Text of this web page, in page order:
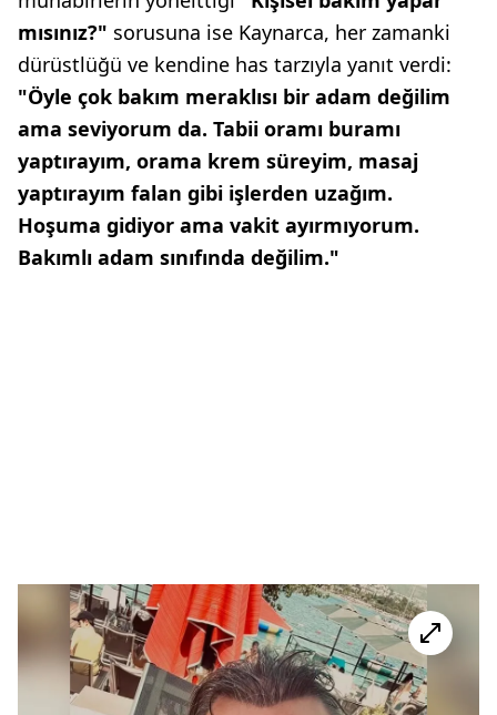
mısınız?" sorusuna ise Kaynarca, her zamanki
dürüstlüğü ve kendine has tarzıyla yanıt verdi:
"Öyle çok bakım meraklısı bir adam değilim
ama seviyorum da. Tabii oramı buramı
yaptırayım, orama krem süreyim, masaj
yaptırayım falan gibi işlerden uzağım.
Hoşuma gidiyor ama vakit ayırmıyorum.
Bakımlı adam sınıfında değilim."